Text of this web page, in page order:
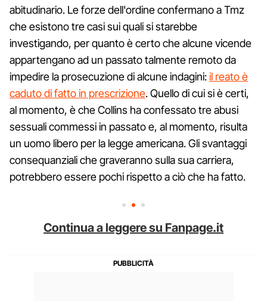
abitudinario. Le forze dell'ordine confermano a Tmz
che esistono tre casi sui quali si starebbe
investigando, per quanto è certo che alcune vicende
appartengano ad un passato talmente remoto da
impedire la prosecuzione di alcune indagini:il reato è
caduto di fatto in prescrizione. Quello di cui si è certi,
al momento, è che Collins ha confessato tre abusi
sessuali commessi in passato e, al momento, risulta
un uomo libero per la legge americana. Gli svantaggi
consequanziali che graveranno sulla sua carriera,
potrebbero essere pochi rispetto a ciò che ha fatto.
Continua a leggere su Fanpage.it